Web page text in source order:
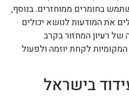
בחומרים ממוחזרים. בנוסף,
את המודעות לנושא יכולים
רעיון המחזור בקרב
לקחת יוזמה ולפעול
בישראל